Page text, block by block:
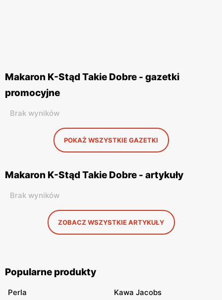
Makaron K-Stąd Takie Dobre - gazetki
promocyjne
Brak wyników
POKAŻ WSZYSTKIE GAZETKI
Makaron K-Stąd Takie Dobre - artykuły
Brak wyników
ZOBACZ WSZYSTKIE ARTYKUŁY
Popularne produkty
Perla
Kawa Jacobs